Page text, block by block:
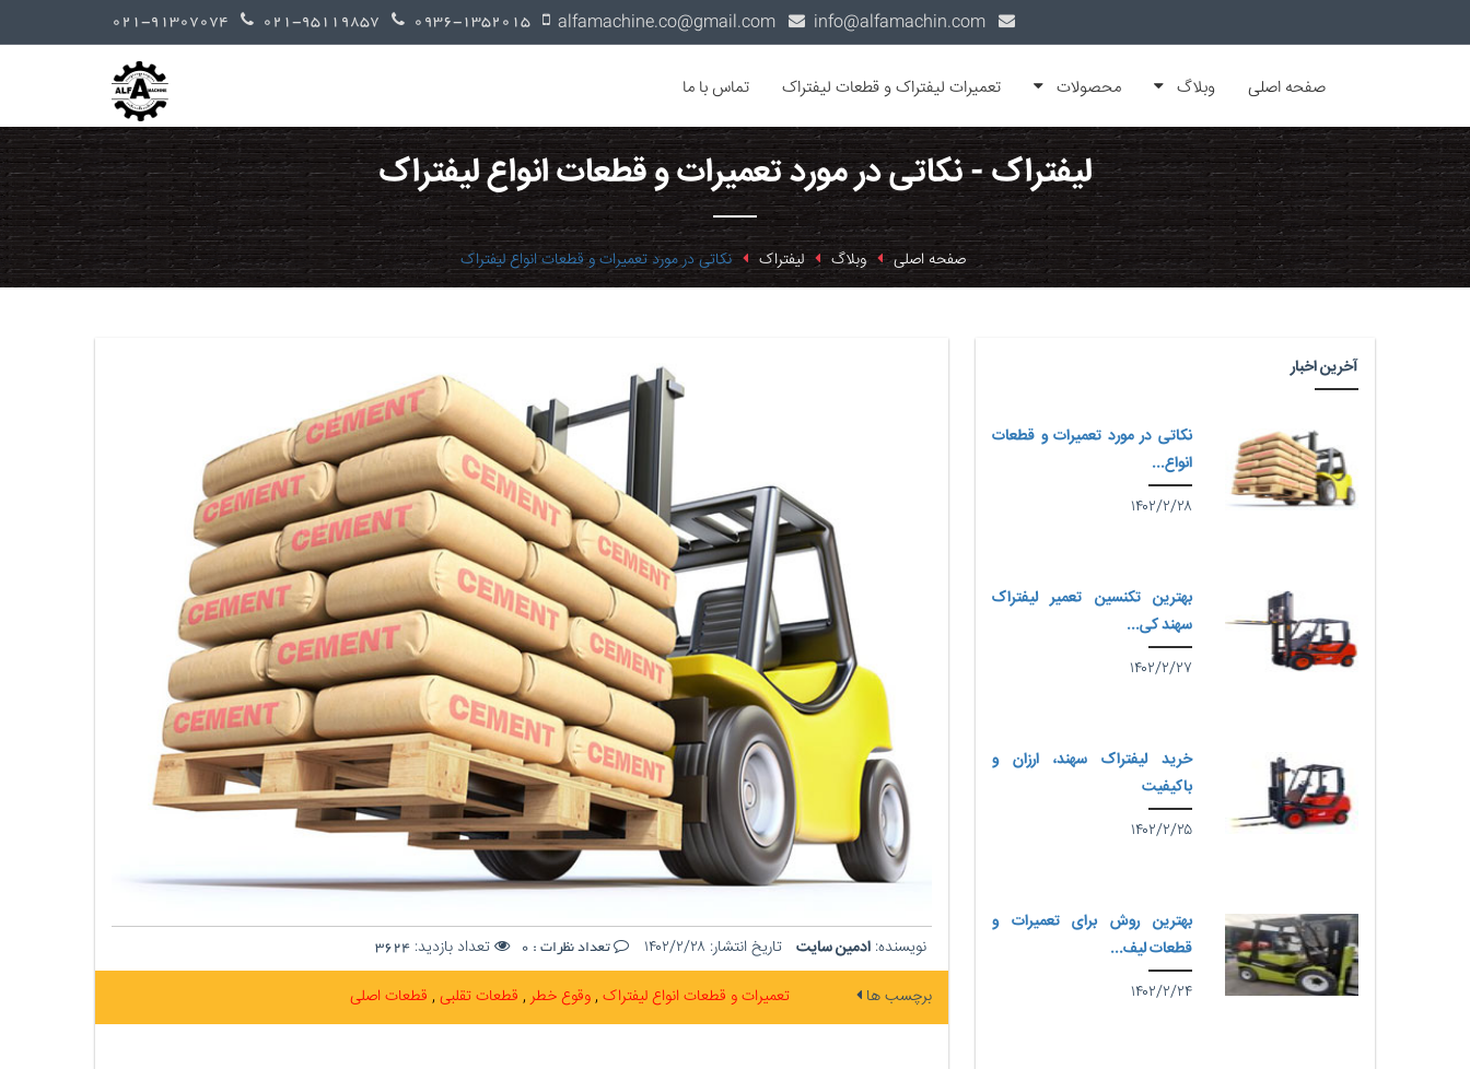
صفحه اصلی وبلاگ محصولات تعمیرات لیفتراک و قطعات لیفتراک تماس با ما
لیفتراک - نکاتی در مورد تعمیرات و قطعات انواع لیفتراک
صفحه اصلی وبلاگ لیفتراک نکاتی در مورد تعمیرات و قطعات انواع لیفتراک
نویسنده: ادمین سایت تاریخ انتشار: ۱۴۰۲/۲/۲۸ تعداد نظرات : 0 تعداد بازدید: 3624
برچسب ها تعمیرات و قطعات انواع لیفتراک وقوع خطر قطعات تقلبی قطعات اصلی
آخرین اخبار
نکاتی در مورد تعمیرات و قطعات
انواع...
۱۴۰۲/۲/۲۸
بهترین تکنسین تعمیر لیفتراک
سهند کی...
۱۴۰۲/۲/۲۷
خرید لیفتراک سهند، ارزان و
باکیفیت
۱۴۰۲/۲/۲۵
بهترین روش برای تعمیرات و
قطعات لیف...
۱۴۰۲/۲/۲۴